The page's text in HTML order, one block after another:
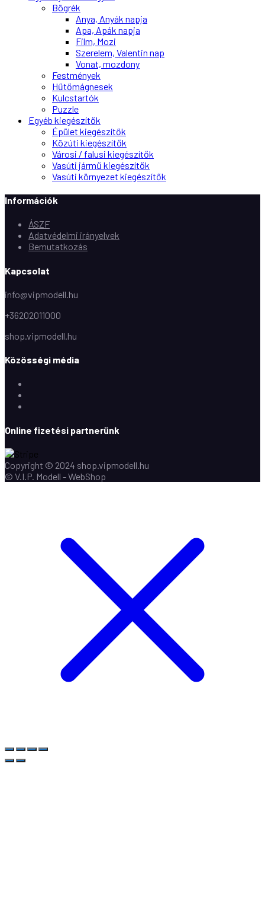
Bögrék
Anya, Anyák napja
Apa, Apák napja
Film, Mozi
Szerelem, Valentin nap
Vonat, mozdony
Festmények
Hűtőmágnesek
Kulcstartók
Puzzle
Egyéb kiegészítők
Épület kiegészítők
Közúti kiegészítők
Városi / falusi kiegészítők
Vasúti jármű kiegészítők
Vasúti környezet kiegészítők
Információk
ÁSZF
Adatvédelmi irányelvek
Bemutatkozás
Kapcsolat
info@vipmodell.hu
+36202011000
shop.vipmodell.hu
Közösségi média
Online fizetési partnerünk
Copyright © 2024 shop.vipmodell.hu
© V.I.P. Modell - WebShop